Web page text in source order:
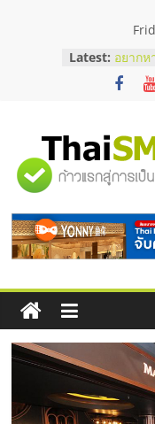
Latest: บริษัท
วิธีเลื
โจทย์ธุ
สัมมน
บริกา
สัมมน
ไชส์ ค
ร้านเค
โซลูชั
"ศูนย์
รวม
ข้อมูล
ธุรกิจ
SME